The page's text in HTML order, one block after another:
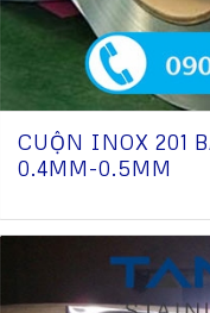
CUỘN INOX 201
0.4MM-0.5MM